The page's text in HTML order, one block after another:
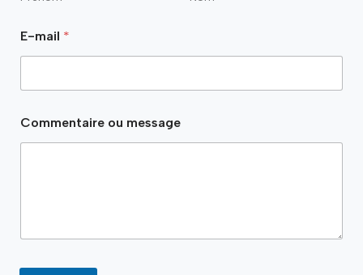
E
-
a
l
m
e
E-mail *
Commentaire ou message